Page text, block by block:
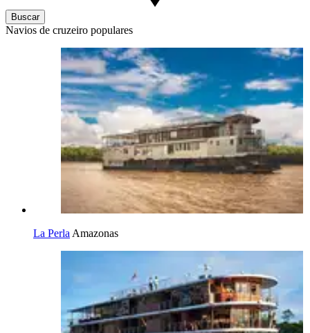
Buscar
Navios de cruzeiro populares
La Perla Amazonas